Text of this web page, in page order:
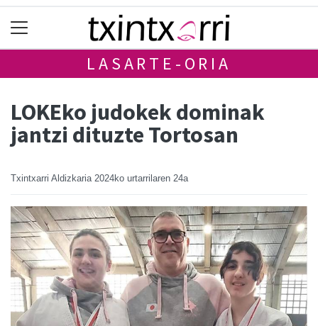
LASARTE-ORIA
LOKEko judokek dominak
jantzi dituzte Tortosan
Txintxarri Aldizkaria 2024ko urtarrilaren 24a